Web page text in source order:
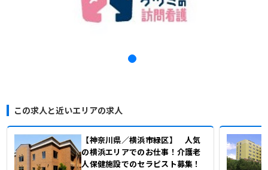
この求人と近いエリアの求人
【神奈川県／横浜市緑区】 人気
の横浜エリアでのお仕事！介護老
人保健施設でのセラピスト募集！